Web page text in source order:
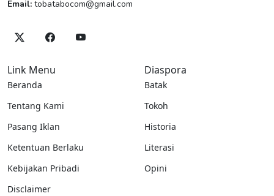
Email: tobatabocom@gmail.com
Link Menu
Beranda
Tentang Kami
Pasang Iklan
Ketentuan Berlaku
Kebijakan Pribadi
Disclaimer
Diaspora
Batak
Tokoh
Historia
Literasi
Opini